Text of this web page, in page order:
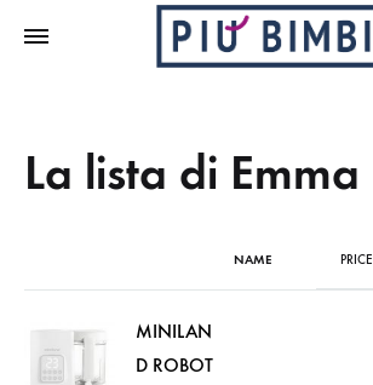
La lista di Emma
NAME PRICE
MINILAN
D ROBOT